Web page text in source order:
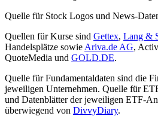
Quelle für Stock Logos und News-
Quellen für Kurse sind Gettex, Lang &
Handelsplätze sowie Ariva.de AG,
QuoteMedia und GOLD.DE.
Quelle für Fundamentaldaten sind die
jeweiligen Unternehmen. Quelle für
und Datenblätter der jeweiligen ETF-
überwiegend von DivvyDiary.